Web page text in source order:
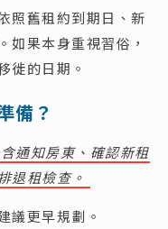
照舊租約到期日、新
如果本身重視習俗，
徙的日期。
備？
通知房東、確認新租
退租檢查。
議更早規劃。